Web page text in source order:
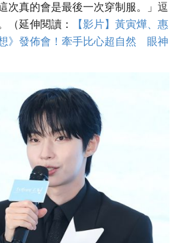
次真的會是最後一次穿制服。」逗
（延伸閱讀：
【影片】黃寅燁、惠
》發佈會！牽手比心超自然 眼神